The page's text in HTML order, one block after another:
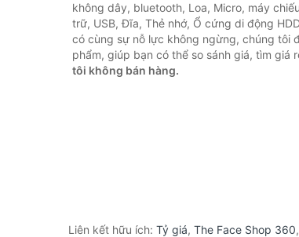
không dây, bluetooth, Loa, Micro, máy
trữ, USB, Đĩa, Thẻ nhớ, Ổ cứng di động
có cùng sự nỗ lực không ngừng, chúng tôi
phẩm, giúp bạn có thể so sánh giá, tìm giá
tôi không bán hàng.
Liên kết hữu ích: Tỷ giá, The Face Shop 360,